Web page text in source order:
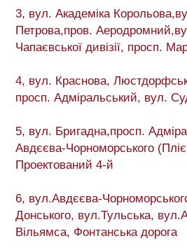
3, вул. Академіка
Петрова,пров.
Чапаєвської дивізії, просп.
4, вул. Краснова,
просп. Адміральський, вул.
5, вул. Бригадна,просп.
Авдєєва-Чорноморського
Проектований 4-й
6, вул.Авдєєва-
Донського, вул.Тульська,
Вільямса, Фонтанська дорога